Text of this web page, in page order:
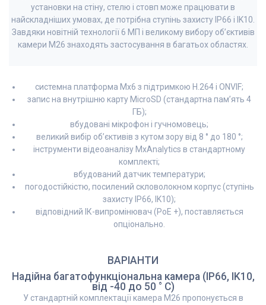
установки на стіну, стелю і стовп може працювати в
найскладніших умовах, де потрібна ступінь захисту IP66 і IK10.
Завдяки новітній технології 6 МП і великому вибору об’єктивів
камери M26 знаходять застосування в багатьох областях.
системна платформа Mx6 з підтримкою H.264 і ONVIF;
запис на внутрішню карту MicroSD (стандартна пам’ять 4
ГБ);
вбудовані мікрофон і гучномовець;
великий вибір об’єктивів з кутом зору від 8 ° до 180 °;
інструменти відеоаналізу MxAnalytics в стандартному
комплекті;
вбудований датчик температури;
погодостійкістю, посилений скловолокном корпус (ступінь
захисту IP66, IK10);
відповідний ІК-випромінювач (PoE +), поставляється
опціонально.
ВАРІАНТИ
Надійна багатофункціональна камера (IP66, IK10,
від -40 до 50 ° C)
У стандартній комплектації камера M26 пропонується в